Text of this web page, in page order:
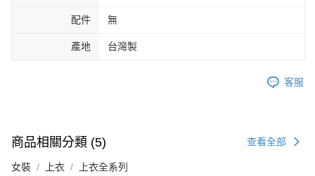
配件 無
產地 台灣製
客服
商品相關分類 (5) 查看全部
女裝 上衣 上衣全系列